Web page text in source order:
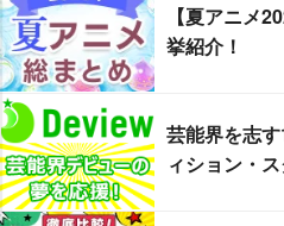
【夏アニメ
挙紹介！
芸能界を志
ィション・